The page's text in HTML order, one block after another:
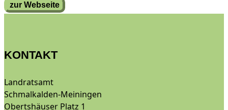
zur Webseite
KONTAKT
Landratsamt
Schmalkalden-Meiningen
Obertshäuser Platz 1